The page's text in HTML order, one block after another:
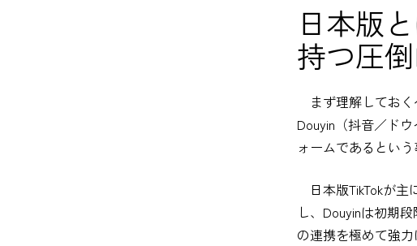
日本版
持つ圧
まず理解しておく
Douyin（抖音／ド
ォームであるという
日本版TikTokが主
し、Douyinは初期
の連携を極めて強